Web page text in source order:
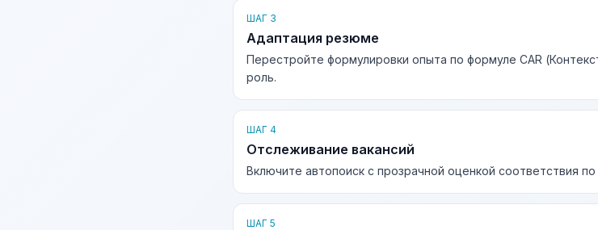
ШАГ 3
Адаптация резюме
Перестройте формулировки опыта по формуле CAR
роль.
ШАГ 4
Отслеживание вакансий
Включите автопоиск с прозрачной оценкой соответствия
ШАГ 5